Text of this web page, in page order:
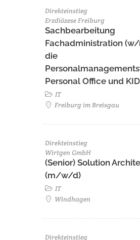
Direkteinstieg
Erzdiözese Freiburg
Sachbearbeitung
Fachadministration
die
Personal Office und
IT
Freiburg im Breisgau
Direkteinstieg
Wirtgen GmbH
(Senior) Solution
(m/w/d)
IT
Windhagen
Direkteinstieg